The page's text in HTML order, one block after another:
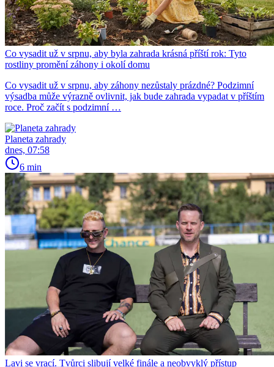
Co vysadit už v srpnu, aby byla zahrada krásná příští rok: Tyto
rostliny promění záhony i okolí domu
Co vysadit už v srpnu, aby záhony nezůstaly prázdné? Podzimní
výsadba může výrazně ovlivnit, jak bude zahrada vypadat v příštím
roce. Proč začít s podzimní …
Planeta zahrady
dnes, 07:58
6 min
Lavi se vrací. Tvůrci slibují velké finále a neobvyklý přístup